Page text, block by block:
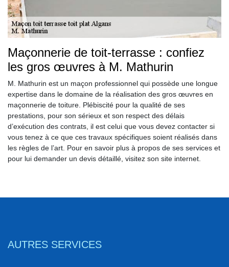
Maçonnerie de toit-terrasse : confiez
les gros œuvres à M. Mathurin
M. Mathurin est un maçon professionnel qui possède une longue
expertise dans le domaine de la réalisation des gros œuvres en
maçonnerie de toiture. Plébiscité pour la qualité de ses
prestations, pour son sérieux et son respect des délais
d’exécution des contrats, il est celui que vous devez contacter si
vous tenez à ce que ces travaux spécifiques soient réalisés dans
les règles de l’art. Pour en savoir plus à propos de ses services et
pour lui demander un devis détaillé, visitez son site internet.
AUTRES SERVICES